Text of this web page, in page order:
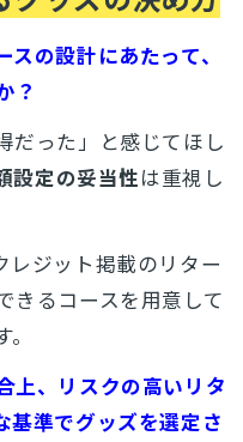
の設計にあたって、
？
だった」と感じてほし
設定の妥当性は重視し
レジット掲載のリター
きるコースを用意して
、リスクの高いリタ
基準でグッズを選定さ